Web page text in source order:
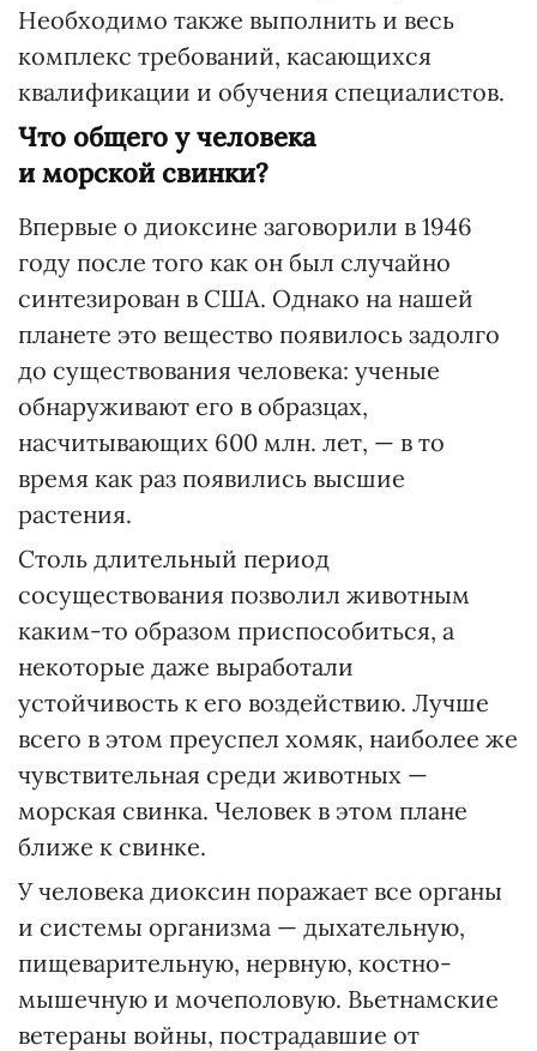
Необходимо также выполнить и весь
комплекс требований, касающихся
квалификации и обучения специалистов.
Что общего у человека
и морской свинки?
Впервые о диоксине заговорили в 1946
году после того как он был случайно
синтезирован в США. Однако на нашей
планете это вещество появилось задолго
до существования человека: ученые
обнаруживают его в образцах,
насчитывающих 600 млн. лет, — в то
время как раз появились высшие
растения.
Столь длительный период
сосуществования позволил животным
каким-то образом приспособиться, а
некоторые даже выработали
устойчивость к его воздействию. Лучше
всего в этом преуспел хомяк, наиболее же
чувствительная среди животных —
морская свинка. Человек в этом плане
ближе к свинке.
У человека диоксин поражает все органы
и системы организма — дыхательную,
пищеварительную, нервную, костно-
мышечную и мочеполовую. Вьетнамские
ветераны войны, пострадавшие от